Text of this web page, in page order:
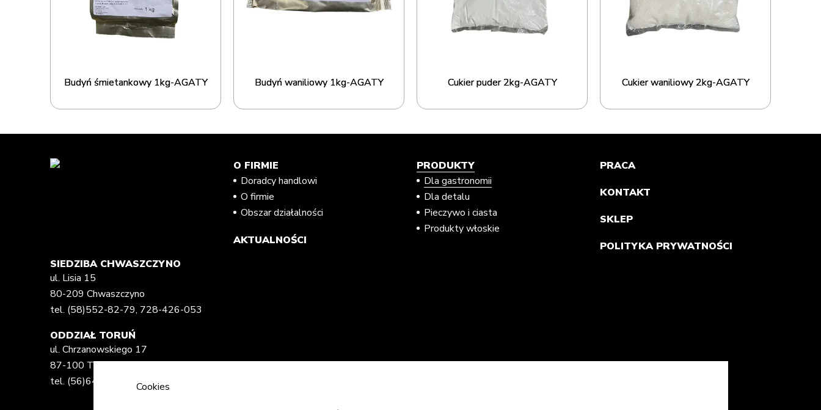
Budyń śmietankowy 1kg-AGATY Budyń waniliowy 1kg-AGATY Cukier puder 2kg-AGATY Cukier waniliowy 2kg-AGATY
SIEDZIBA CHWASZCZYNO
ul. Lisia 15
80-209 Chwaszczyno
tel. (58)552-82-79, 728-426-053
ODDZIAŁ TORUŃ
ul. Chrzanowskiego 17
87-100 Toruń
tel. (56)648-82-02 ,728-417-786
O FIRMIE
Doradcy handlowi
O firmie
Obszar działalności
AKTUALNOŚCI
PRODUKTY
Dla gastronomii
Dla detalu
Pieczywo i ciasta
Produkty włoskie
PRACA
KONTAKT
SKLEP
POLITYKA PRYWATNOŚCI
Cookies